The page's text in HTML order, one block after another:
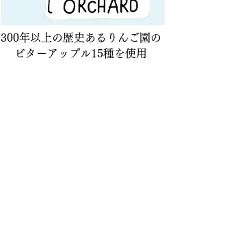
300年以上の歴史あるりんご園の
ビターアップル15種を使用